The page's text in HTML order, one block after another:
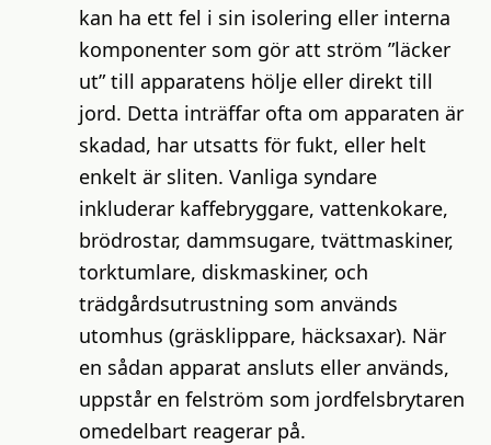
kan ha ett fel i sin isolering eller interna
komponenter som gör att ström ”läcker
ut” till apparatens hölje eller direkt till
jord. Detta inträffar ofta om apparaten är
skadad, har utsatts för fukt, eller helt
enkelt är sliten. Vanliga syndare
inkluderar kaffebryggare, vattenkokare,
brödrostar, dammsugare, tvättmaskiner,
torktumlare, diskmaskiner, och
trädgårdsutrustning som används
utomhus (gräsklippare, häcksaxar). När
en sådan apparat ansluts eller används,
uppstår en felström som jordfelsbrytaren
omedelbart reagerar på.